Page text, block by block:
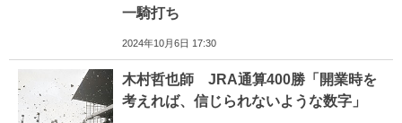
一騎打ち
2024年10月6日 17:30
木村哲也師 JRA通算400勝「開業時を
考えれば、信じられないような数字」